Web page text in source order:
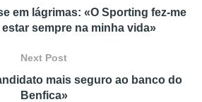
em lágrimas: «O Sporting fez-me
sempre na minha vida»
Next Post
mais seguro ao banco do
Benfica»